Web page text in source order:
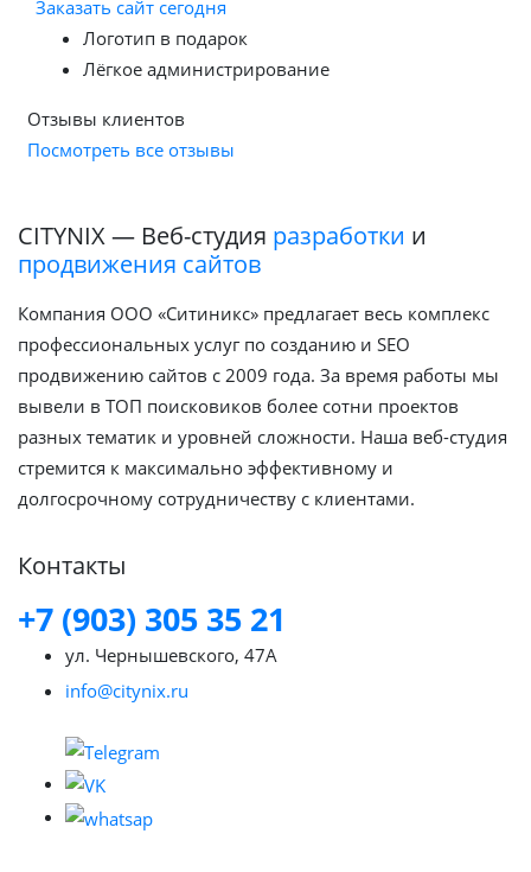
Заказать сайт сегодня
Логотип в подарок
Лёгкое администрирование
Отзывы клиентов
Посмотреть все отзывы
CITYNIX — Веб-студия разработки и
продвижения сайтов
Компания ООО «Ситиникс» предлагает весь комплекс
профессиональных услуг по созданию и SEO
продвижению сайтов с 2009 года. За время работы мы
вывели в ТОП поисковиков более сотни проектов
разных тематик и уровней сложности. Наша веб-студия
стремится к максимально эффективному и
долгосрочному сотрудничеству с клиентами.
Контакты
+7 (903) 305 35 21
ул. Чернышевского, 47А
info@citynix.ru